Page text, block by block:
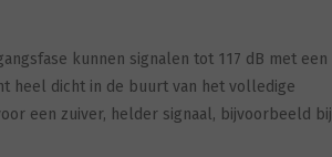
kunnen signalen tot 117 dB met een
heel dicht in de buurt van het volledige
een zuiver, helder signaal, bijvoorbeeld bij